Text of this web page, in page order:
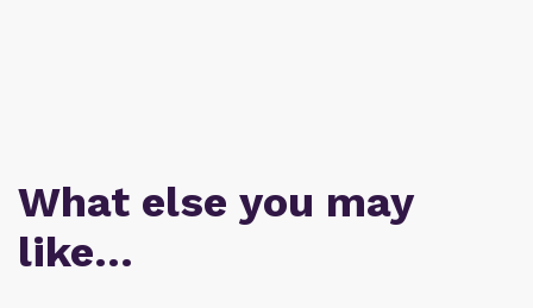
What else you may
like…